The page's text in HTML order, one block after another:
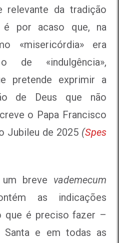
relevante da tradição
é por acaso que, na
«misericórdia» era
de «indulgência»,
pretende exprimir a
de Deus que não
o Papa Francisco
Jubileu de 2025 (Spes
breve vademecum
as indicações
que é preciso fazer –
Santa e em todas as